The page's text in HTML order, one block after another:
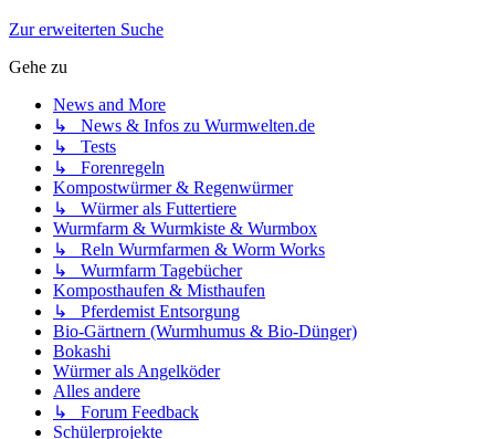
Zur erweiterten Suche
Gehe zu
News and More
↳ News & Infos zu Wurmwelten.de
↳ Tests
↳ Forenregeln
Kompostwürmer & Regenwürmer
↳ Würmer als Futtertiere
Wurmfarm & Wurmkiste & Wurmbox
↳ Reln Wurmfarmen & Worm Works
↳ Wurmfarm Tagebücher
Komposthaufen & Misthaufen
↳ Pferdemist Entsorgung
Bio-Gärtnern (Wurmhumus & Bio-Dünger)
Bokashi
Würmer als Angelköder
Alles andere
↳ Forum Feedback
Schülerprojekte